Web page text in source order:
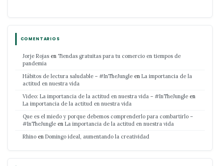
COMENTARIOS
Jorje Rojas en Tiendas gratuitas para tu comercio en tiempos de
pandemia
Hábitos de lectura saludable – #InTheJungle en La importancia de la
actitud en nuestra vida
Video: La importancia de la actitud en nuestra vida – #InTheJungle en
La importancia de la actitud en nuestra vida
Que es el miedo y porque debemos comprenderlo para combartirlo –
#InTheJungle en La importancia de la actitud en nuestra vida
Rhino en Domingo ideal, aumentando la creatividad